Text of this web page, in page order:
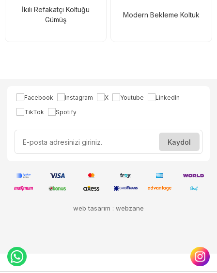
İkili Refakatçi Koltuğu
Gümüş
Modern Bekleme Koltuk
web tasarım : webzane